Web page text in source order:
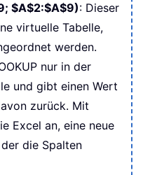
$A$2:$A$9): Dieser
virtuelle Tabelle,
werden.
nur in der
und gibt einen Wert
zurück. Mit
Excel an, eine neue
die Spalten